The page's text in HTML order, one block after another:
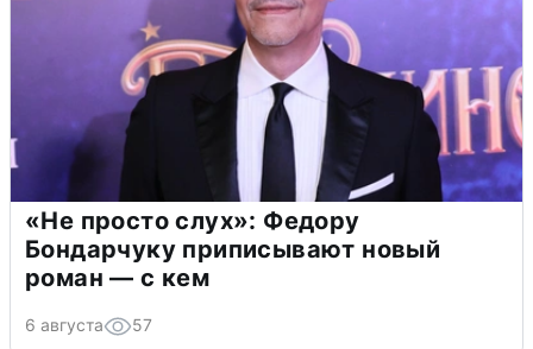
«Не просто слух»: Федору
Бондарчуку приписывают новый
роман — с кем
6 августа 57